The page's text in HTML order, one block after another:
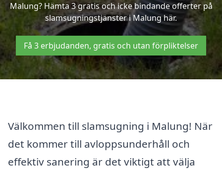
Malung? Hämta 3 gratis och icke bindande offerter på
slamsugningstjänster i Malung här.
Få 3 erbjudanden, gratis och utan förpliktelser
Välkommen till slamsugning i Malung! När
det kommer till avloppsunderhåll och
effektiv sanering är det viktigt att välja